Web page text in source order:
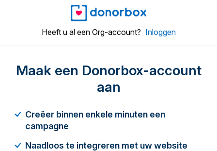
Heeft u al een Org-account? Inloggen
Maak een Donorbox-account
aan
Creëer binnen enkele minuten een
campagne
Naadloos te integreren met uw website